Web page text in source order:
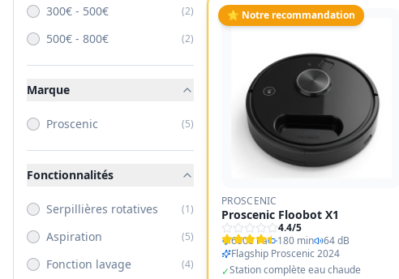
300€ - 500€ (2)
500€ - 800€ (2)
Marque
Proscenic (5)
Fonctionnalités
Serpillières rotatives (1)
Aspiration (5)
Fonction lavage (4)
⭐ Notre recommandation
PROSCENIC
Proscenic Floobot X1
4.4/5
6000 Pa
180 min
64 dB
Flagship Proscenic 2024
✓Station complète eau chaude